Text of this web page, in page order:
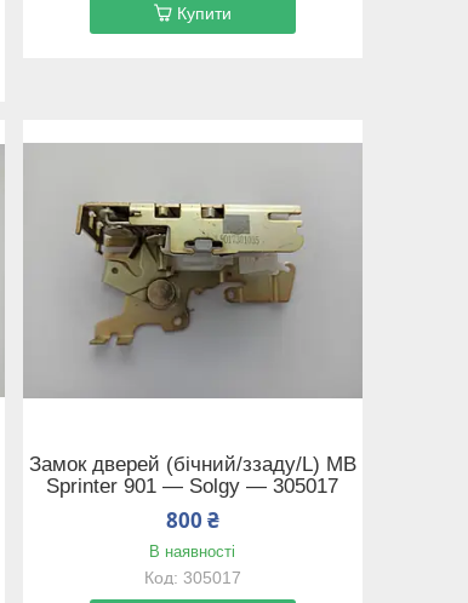
Купити
Замок дверей (бічний/ззаду/L) MB
Sprinter 901 — Solgy — 305017
800 ₴
В наявності
305017